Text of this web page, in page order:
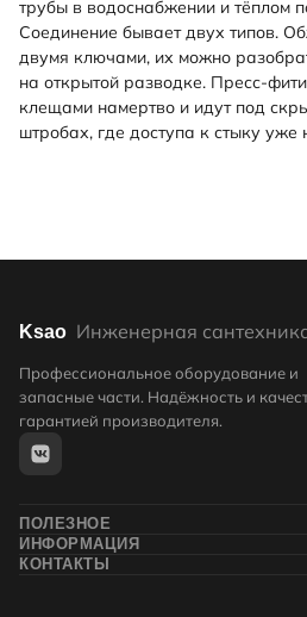
трубы в водоснабжении и тёплом
Соединение бывает двух типов.
двумя ключами, их можно
на открытой разводке. Пресс-
клещами намертво и идут под
штробах, где доступа к стыку уже
Ksao Инженерная
Профессиональное оборудование и
запасные части. Надёжность и
гарантией производителя.
ПОЛЕЗНОЕ
Новости
Блог
ИНФОРМАЦИЯ
Контакты
КОНТАКТЫ